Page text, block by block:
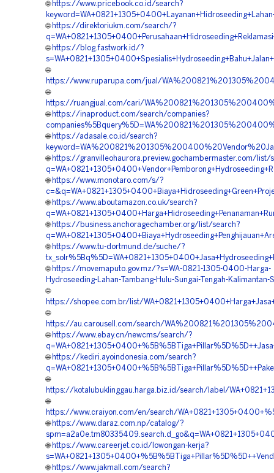
🌐 https://www.pricebook.co.id/search?
🌐 https://direktoriukm.com/search/?
🌐 https://blog.fastwork.id/?
🌐
https://www.ruparupa.com/jual/
🌐
https://ruangjual.com/cari/
🌐 https://inaproduct.com/search/companies?
🌐 https://adasale.co.id/search?
🌐 https://granvilleohaurora.preview.gochambermaster.com/list/
🌐 https://www.monotaro.com/s/?
🌐 https://www.aboutamazon.co.uk/search?
🌐 https://business.anchoragechamber.org/list/search?
🌐 https://www.tu-dortmund.de/suche/?
🌐 https://movemaputo.gov.mz/?s=WA-0821-1305-0400-Harga-
Hydroseeding-Lahan-Tambang-Hulu-Sungai-Tengah-Kalimantan-
🌐
https://shopee.com.br/list/
🌐
https://au.carousell.com/search/
🌐 https://www.ebay.cn/newcms/search/?
🌐 https://kediri.ayoindonesia.com/search?
🌐
https://kotalubuklinggau.harga.biz.id/search/label/
🌐
https://www.craiyon.com/en/search/
🌐 https://www.daraz.com.np/catalog/?
🌐 https://www.careerjet.co.id/lowongan-kerja?
🌐 https://www.jakmall.com/search?